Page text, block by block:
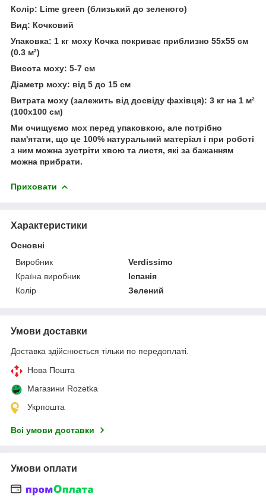
Колір: Lime green (близький до зеленого)
Вид: Кочковий
Упаковка: 1 кг моху Кочка покриває приблизно 55x55 см
(0.3 м²)
Висота моху: 5-7 см
Діаметр моху: від 5 до 15 см
Витрата моху (залежить від досвіду фахівця): 3 кг на 1 м²
(100x100 см)
Ми очищуємо мох перед упаковкою, але потрібно
пам'ятати, що це 100% натуральний матеріал і при роботі
з ним можна зустріти хвою та листя, які за бажанням
можна прибрати.
Приховати
Характеристики
Основні
Виробник
Verdissimo
Країна виробник
Іспанія
Колір
Зелений
Умови доставки
Доставка здійснюється тільки по передоплаті.
Нова Пошта
Магазини Rozetka
Укрпошта
Всі умови доставки
Умови оплати